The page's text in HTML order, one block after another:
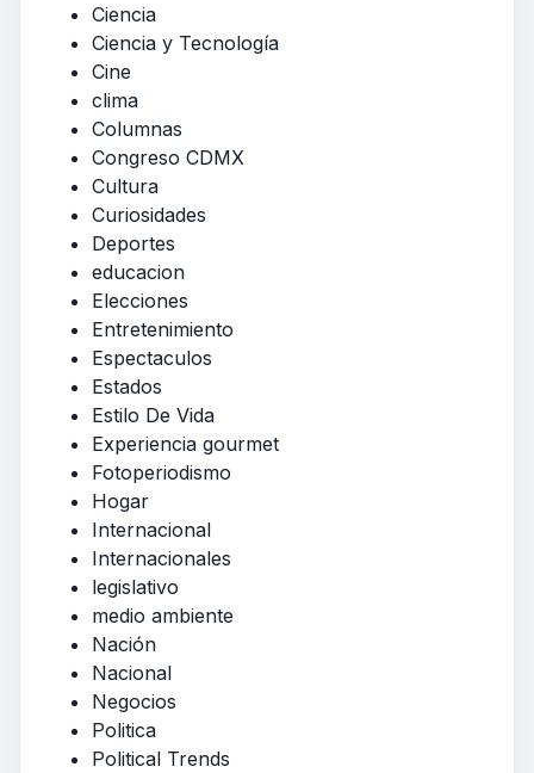
Ciencia
Ciencia y Tecnología
Cine
clima
Columnas
Congreso CDMX
Cultura
Curiosidades
Deportes
educacion
Elecciones
Entretenimiento
Espectaculos
Estados
Estilo De Vida
Experiencia gourmet
Fotoperiodismo
Hogar
Internacional
Internacionales
legislativo
medio ambiente
Nación
Nacional
Negocios
Politica
Political Trends